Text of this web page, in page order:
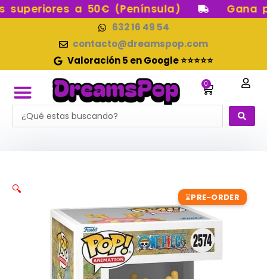
Ir
a 50€ (Península) Gana
632 16 49 54
contacto@dreamspop.com
Valoración 5 en Google ⭐⭐⭐⭐⭐
0
Carrito
Search
...
⌛PRE-ORDER
🔍